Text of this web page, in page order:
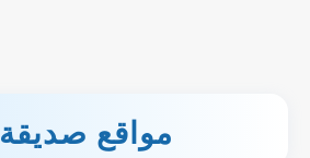
مواقع صديقة